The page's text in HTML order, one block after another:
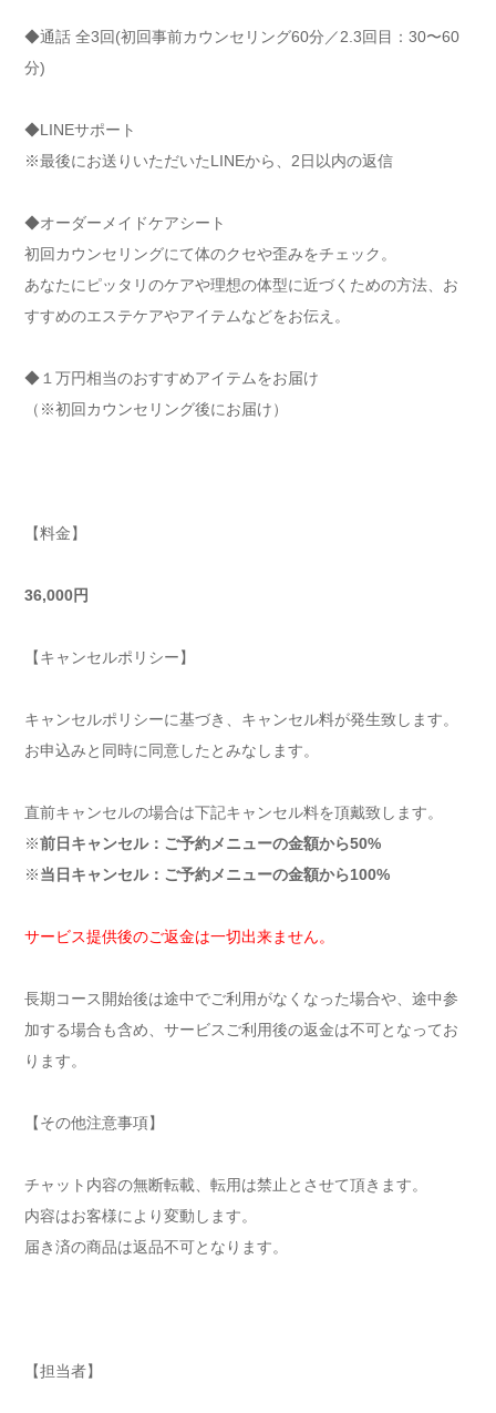
◆通話 全3回(初回事前カウンセリング60分／2.3回目：30〜60
分)
◆LINEサポート
※最後にお送りいただいたLINEから、2日以内の返信
◆オーダーメイドケアシート
初回カウンセリングにて体のクセや歪みをチェック。
あなたにピッタリのケアや理想の体型に近づくための方法、お
すすめのエステケアやアイテムなどをお伝え。
◆１万円相当のおすすめアイテムをお届け
（※初回カウンセリング後にお届け）
【料金】
36,000円
【キャンセルポリシー】
キャンセルポリシーに基づき、キャンセル料が発生致します。
お申込みと同時に同意したとみなします。
直前キャンセルの場合は下記キャンセル料を頂戴致します。
※前日キャンセル：ご予約メニューの金額から50%
※当日キャンセル：ご予約メニューの金額から100%
サービス提供後のご返金は一切出来ません。
長期コース開始後は途中でご利用がなくなった場合や、途中参
加する場合も含め、サービスご利用後の返金は不可となってお
ります。
【その他注意事項】
チャット内容の無断転載、転用は禁止とさせて頂きます。
内容はお客様により変動します。
届き済の商品は返品不可となります。
【担当者】